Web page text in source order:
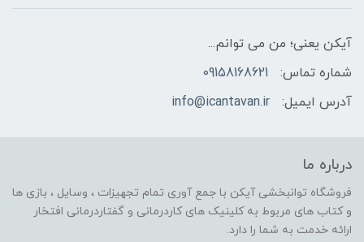
آیکن یعنی؛ من می توانم...
شماره تماس:
09158168621
آدرس ایمیل:
info@icantavan.ir
درباره ما
فروشگاه توانبخشی آیکن با جمع آوری تمام تجهیزات ، وسایل ، بازی ها
و کتاب های مربوط به کلینیک های کاردرمانی و گفتاردرمانی افتخار
ارائه خدمت به شما را دارد.